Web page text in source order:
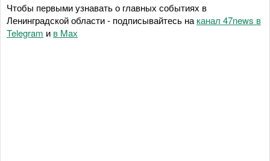
Чтобы первыми узнавать о главных событиях в
Ленинградской области - подписывайтесь на канал 47news в
Telegram и в Maх